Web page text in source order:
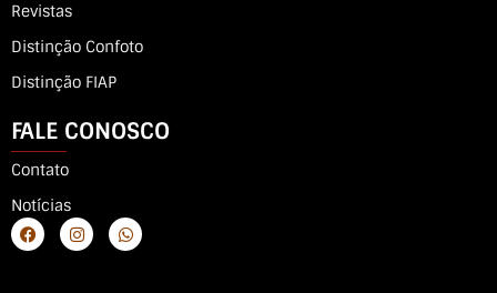
Revistas
Distinção Confoto
Distinção FIAP
FALE CONOSCO
Contato
Notícias
F
a
c
I
n
s
W
h
a